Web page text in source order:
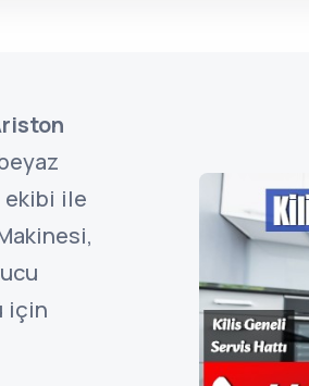
ekibi ile
için